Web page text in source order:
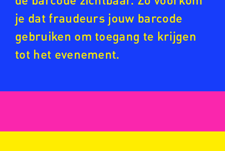
je dat fraudeurs jouw barcode
gebruiken om toegang te krijgen
tot het evenement.